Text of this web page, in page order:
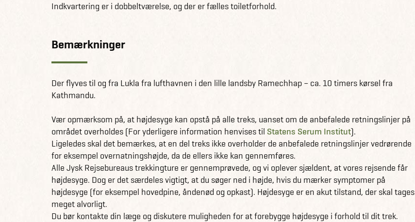
Indkvartering er i dobbeltværelse, og der er fælles toiletforhold.
Bemærkninger
Der flyves til og fra Lukla fra lufthavnen i den lille landsby Ramechhap – ca. 10 timers kørsel fra
Kathmandu.
Vær opmærksom på, at højdesyge kan opstå på alle treks, uanset om de anbefalede retningslinjer på
området overholdes (For yderligere information henvises til Statens Serum Institut).
Ligeledes skal det bemærkes, at en del treks ikke overholder de anbefalede retningslinjer vedrørende
for eksempel overnatningshøjde, da de ellers ikke kan gennemføres.
Alle Jysk Rejsebureaus trekkingture er gennemprøvede, og vi oplever sjældent, at vores rejsende får
højdesyge. Dog er det særdeles vigtigt, at du søger ned i højde, hvis du mærker symptomer på
højdesyge (for eksempel hovedpine, åndenød og opkast). Højdesyge er en akut tilstand, der skal tages
meget alvorligt.
Du bør kontakte din læge og diskutere muligheden for at forebygge højdesyge i forhold til dit trek.